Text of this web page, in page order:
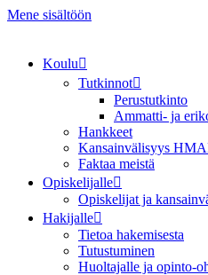
Mene sisältöön
Koulu
Tutkinnot
Perustutkinto
Ammatti- ja
Hankkeet
Kansainvälisyys
Faktaa meistä
Opiskelijalle
Opiskelijat ja
Hakijalle
Tietoa hakemisesta
Tutustuminen
Huoltajalle ja opinto-